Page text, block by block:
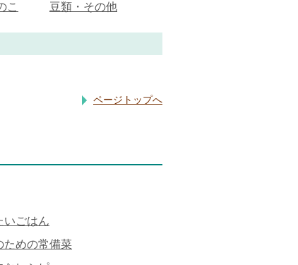
こ 豆類・その他
ページトップへ
いごはん
ための常備菜